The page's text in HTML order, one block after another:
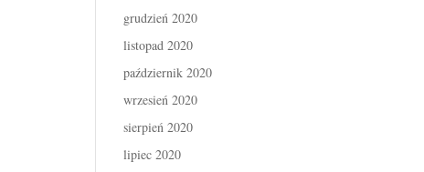
grudzień 2020
listopad 2020
październik 2020
wrzesień 2020
sierpień 2020
lipiec 2020